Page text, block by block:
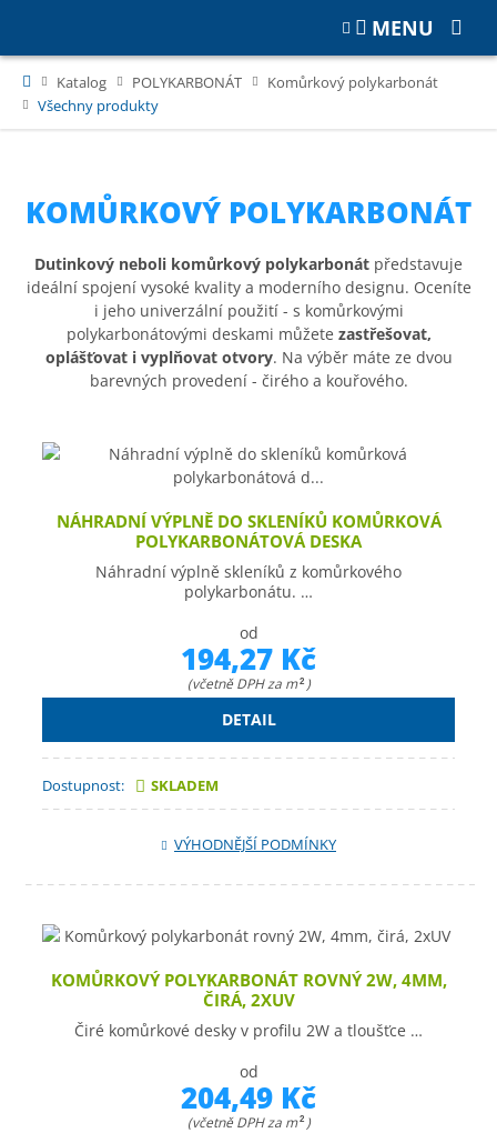
Katalog POLYKARBONÁT
Komůrkový polykarbonát
Všechny produkty
KOMŮRKOVÝ POLYKARBONÁT
Dutinkový neboli komůrkový polykarbonát představuje
ideální spojení vysoké kvality a moderního designu. Oceníte
i jeho univerzální použití - s komůrkovými
polykarbonátovými deskami můžete zastřešovat,
oplášťovat i vyplňovat otvory. Na výběr máte ze dvou
barevných provedení - čirého a kouřového.
NÁHRADNÍ VÝPLNĚ DO SKLENÍKŮ KOMŮRKOVÁ
POLYKARBONÁTOVÁ DESKA
Náhradní výplně skleníků z komůrkového
polykarbonátu. …
od
194,27 Kč
(včetně DPH za m 2 )
DETAIL
Dostupnost: SKLADEM
VÝHODNĚJŠÍ PODMÍNKY
KOMŮRKOVÝ POLYKARBONÁT ROVNÝ 2W, 4MM,
ČIRÁ, 2XUV
Čiré komůrkové desky v profilu 2W a tloušťce …
od
204,49 Kč
(včetně DPH za m 2 )
MENU